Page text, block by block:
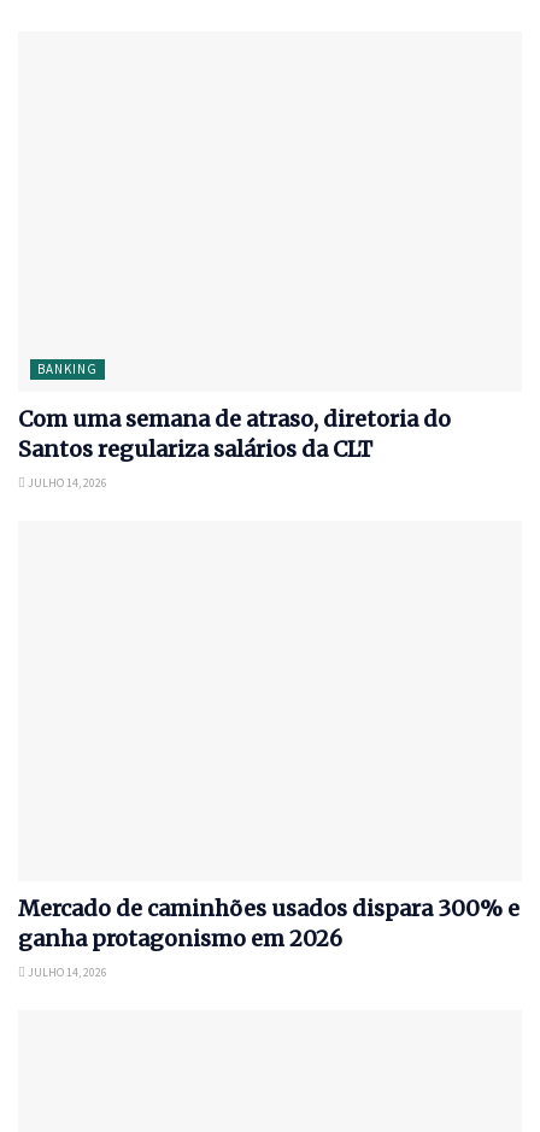
BANKING
Com uma semana de atraso, diretoria do
Santos regulariza salários da CLT
JULHO 14, 2026
Mercado de caminhões usados dispara 300% e
ganha protagonismo em 2026
JULHO 14, 2026